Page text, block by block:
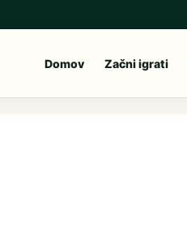
Domov Začni igrati